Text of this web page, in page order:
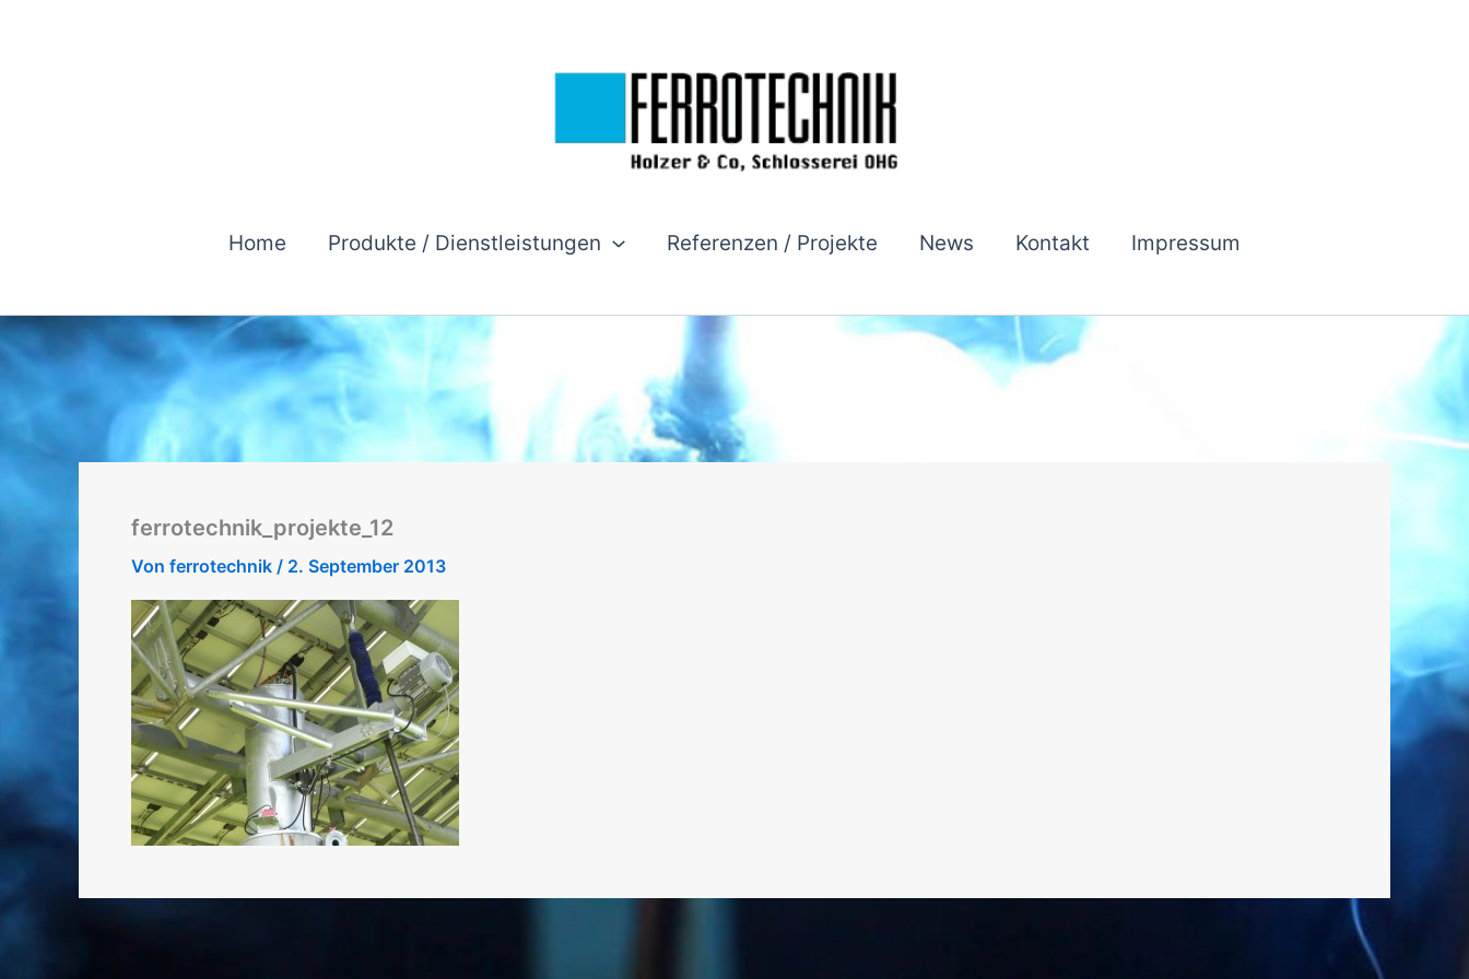
Home Produkte / Dienstleistungen Referenzen / Projekte News Kontakt Impressum
ferrotechnik_projekte_12
Von ferrotechnik / 2. September 2013